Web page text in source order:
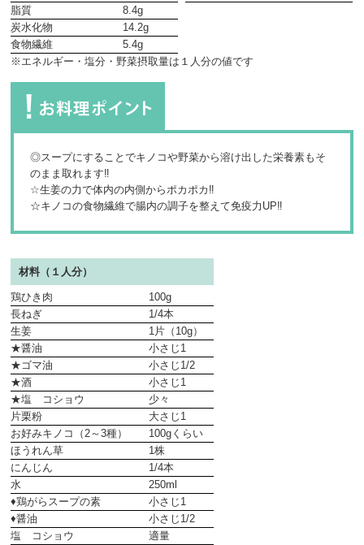
脂質
8.4g
炭水化物
14.2g
食物繊維
5.4g
※エネルギー・塩分・野菜摂取量は１人分の値です
◎スープにすることでキノコや野菜から溶け出した栄養素もそ
のまま取れます‼
☆生姜の力で体内の内側からポカポカ‼
☆キノコの食物繊維で腸内の調子を整えて免疫力UP‼
材料（１人分）
鶏ひき肉
100g
長ねぎ
1/4本
生姜
1片（10g）
★醤油
小さじ1
★ゴマ油
小さじ1/2
★酒
小さじ1
★塩 コショウ
少々
片栗粉
大さじ1
お好みキノコ（2～3種）
100gくらい
ほうれん草
1株
にんじん
1/4本
水
250ml
♦鶏がらスープの素
小さじ1
♦醤油
小さじ1/2
塩 コショウ
適量